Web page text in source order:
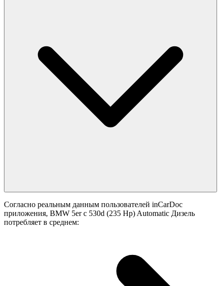
Согласно реальным данным пользователей inCarDoc
приложения, BMW 5er с 530d (235 Hp) Automatic Дизель
потребляет в среднем: